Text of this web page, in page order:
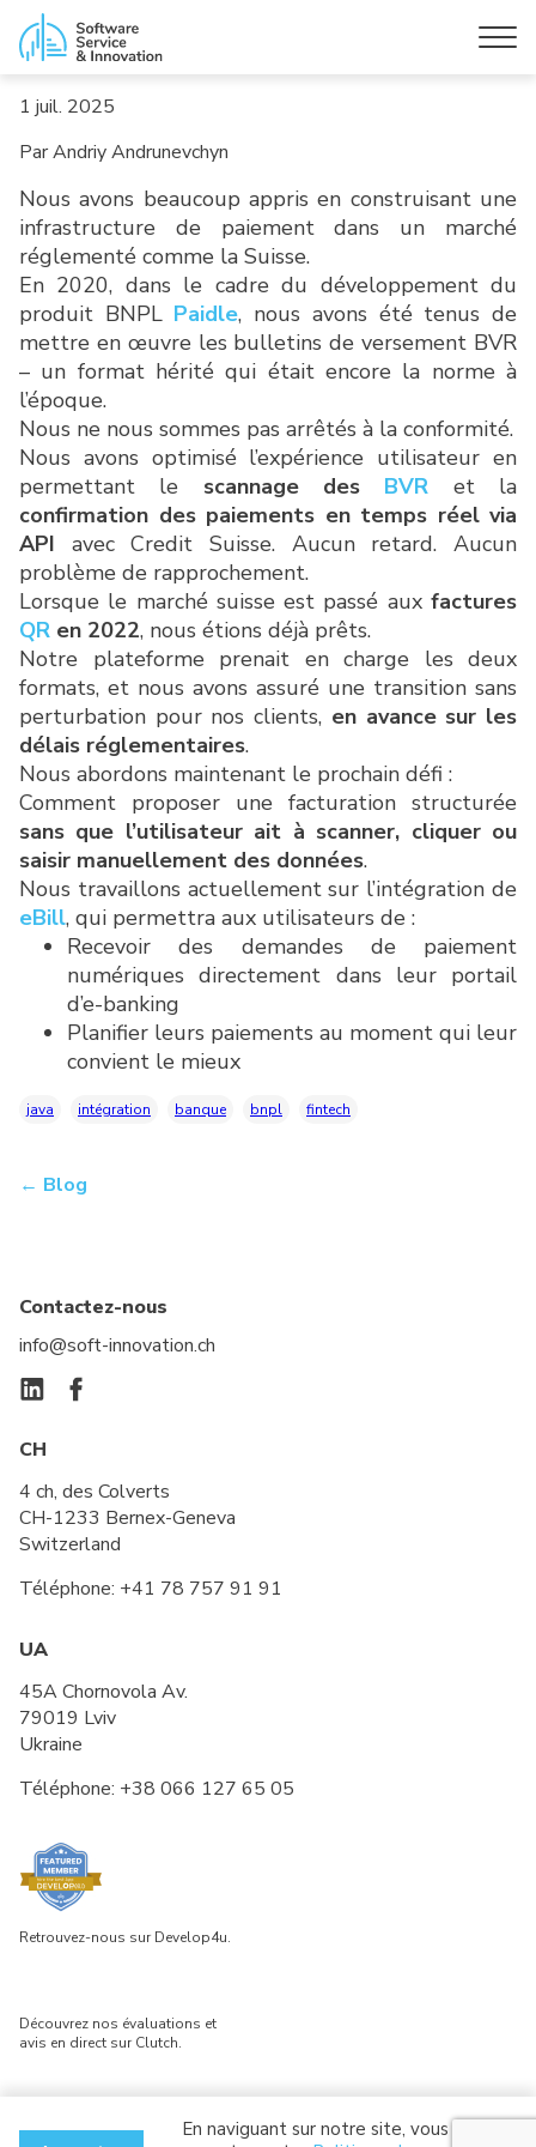
1 juil. 2025
Par Andriy Andrunevchyn
Nous avons beaucoup appris en construisant une
infrastructure de paiement dans un marché
réglementé comme la Suisse.
En 2020, dans le cadre du développement du
produit BNPL Paidle, nous avons été tenus de
mettre en œuvre les bulletins de versement BVR
– un format hérité qui était encore la norme à
l’époque.
Nous ne nous sommes pas arrêtés à la conformité.
Nous avons optimisé l’expérience utilisateur en
permettant le scannage des BVR et la
confirmation des paiements en temps réel via
API avec Credit Suisse. Aucun retard. Aucun
problème de rapprochement.
Lorsque le marché suisse est passé aux factures
QR en 2022, nous étions déjà prêts.
Notre plateforme prenait en charge les deux
formats, et nous avons assuré une transition sans
perturbation pour nos clients, en avance sur les
délais réglementaires.
Nous abordons maintenant le prochain défi :
Comment proposer une facturation structurée
sans que l’utilisateur ait à scanner, cliquer ou
saisir manuellement des données.
Nous travaillons actuellement sur l’intégration de
eBill, qui permettra aux utilisateurs de :
Recevoir des demandes de paiement
numériques directement dans leur portail
d’e-banking
Planifier leurs paiements au moment qui leur
convient le mieux
java intégration banque bnpl fintech
← Blog
Contactez-nous
info@soft-innovation.ch
CH
4 ch, des Colverts
CH-1233 Bernex-Geneva
Switzerland
Téléphone: +41 78 757 91 91
UA
45A Chornovola Av.
79019 Lviv
Ukraine
Téléphone: +38 066 127 65 05
Retrouvez-nous sur Develop4u.
Découvrez nos évaluations et
avis en direct sur Clutch.
© 2026 Software Service & Innovation. Tous droits réservés.Politique de
En naviguant sur notre site, vous